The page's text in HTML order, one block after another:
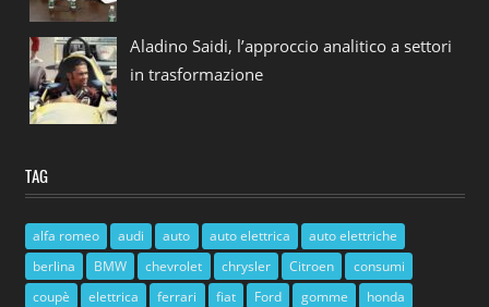
Aladino Saidi, l’approccio analitico a settori
in trasformazione
TAG
alfa romeo audi auto auto elettrica
auto elettriche
berlina
BMW chevrolet chrysler Citroen
consumi
coupè
elettrica ferrari fiat Ford gomme
honda